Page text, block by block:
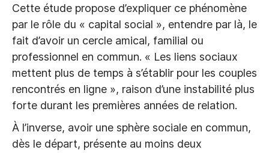
Cette étude propose d’expliquer ce phénomène
par le rôle du « capital social », entendre par là, le
fait d’avoir un cercle amical, familial ou
professionnel en commun. « Les liens sociaux
mettent plus de temps à s’établir pour les couples
rencontrés en ligne », raison d’une instabilité plus
forte durant les premières années de relation.
À l’inverse, avoir une sphère sociale en commun,
dès le départ, présente au moins deux